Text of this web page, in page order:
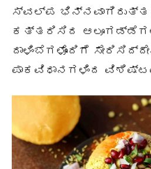
ಸ್ವಲ್ಪ
ಕತ್ತರಿಸಿದ
ದಾಳಿಂಬೆಗಳೊಂದಿಗೆ
ಪಾಕವಿಧಾನಗಳಿಂದ